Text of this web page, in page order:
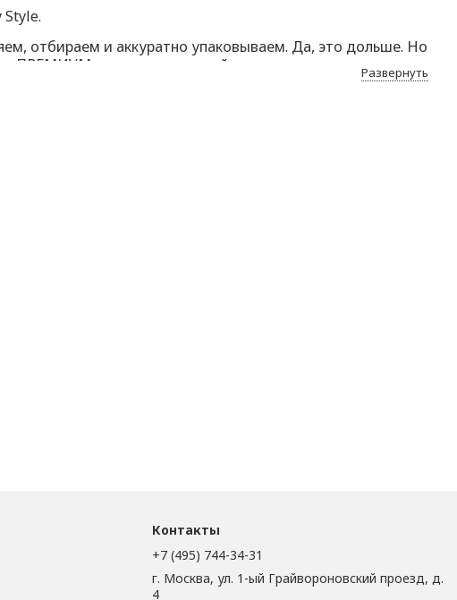
отбираем и аккуратно упаковываем. Да, это дольше. Но
ПРЕМИУМ и индивидуальный подход.
Развернуть
Контакты
+7 (495) 744-34-31
г. Москва, ул. 1-ый Грайвороновский проезд, д.
4